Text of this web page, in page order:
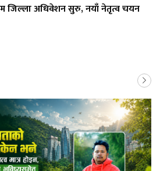
जिल्ला अधिवेशन सुरु, नयाँ नेतृत्व चयन